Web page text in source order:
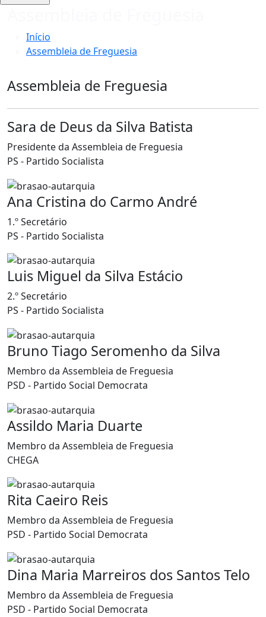
Início
Assembleia de Freguesia
Assembleia de Freguesia
Sara de Deus da Silva Batista
Presidente da Assembleia de Freguesia
PS - Partido Socialista
Ana Cristina do Carmo André
1.º Secretário
PS - Partido Socialista
Luis Miguel da Silva Estácio
2.º Secretário
PS - Partido Socialista
Bruno Tiago Seromenho da Silva
Membro da Assembleia de Freguesia
PSD - Partido Social Democrata
Assildo Maria Duarte
Membro da Assembleia de Freguesia
CHEGA
Rita Caeiro Reis
Membro da Assembleia de Freguesia
PSD - Partido Social Democrata
Dina Maria Marreiros dos Santos Telo
Membro da Assembleia de Freguesia
PSD - Partido Social Democrata